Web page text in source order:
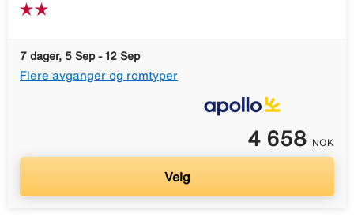
7 dager, 5 Sep - 12 Sep
Flere avganger og romtyper
4 658 NOK
Velg